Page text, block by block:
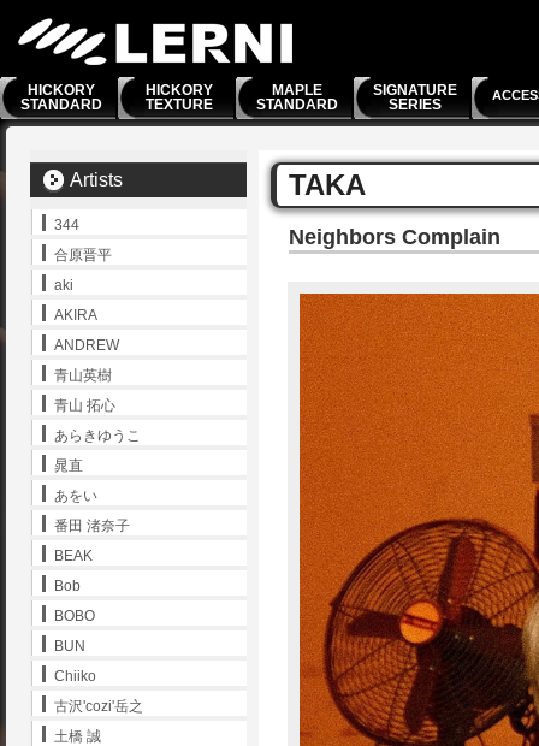
HICKORY
STANDARD
HICKORY
TEXTURE
MAPLE
STANDARD
SIGNATURE
SERIES
TAKA
Neighbors Complain
Artists
344
合原晋平
aki
AKIRA
ANDREW
青山英樹
青山 拓心
あらきゆうこ
晁直
あをい
番田 渚奈子
BEAK
Bob
BOBO
BUN
Chiiko
古沢'cozi'岳之
土橋 誠